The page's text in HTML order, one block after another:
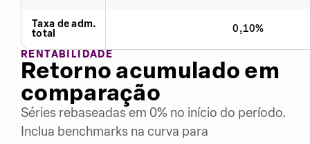
Taxa de adm.
total
0,10%
RENTABILIDADE
Retorno acumulado em
comparação
Séries rebaseadas em 0% no início do período.
Inclua benchmarks na curva para